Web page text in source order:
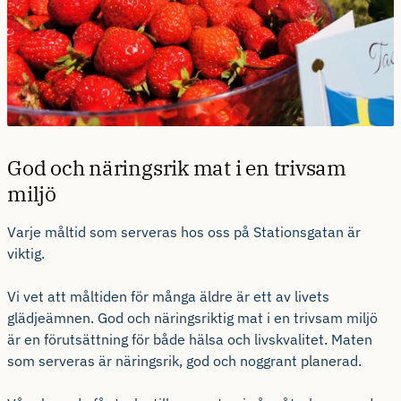
God och näringsrik mat i en trivsam
miljö
Varje måltid som serveras hos oss på Stationsgatan är
viktig.
Vi vet att måltiden för många äldre är ett av livets
glädjeämnen. God och näringsriktig mat i en trivsam miljö
är en förutsättning för både hälsa och livskvalitet. Maten
som serveras är näringsrik, god och noggrant planerad.